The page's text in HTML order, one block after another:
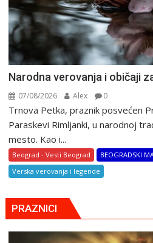
Narodna verovanja i običaji
07/08/2026 Alex 0
Trnova Petka, praznik posvećen
Paraskevi Rimljanki, u narodnoj
mesto. Kao i...
Beograd - Vesti Beograd
BEOGRADSKI
Verska verovanja i legende
PRAZNICI